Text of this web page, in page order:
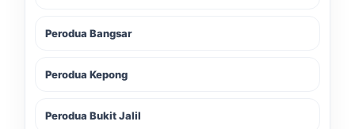
Perodua Bangsar
Perodua Kepong
Perodua Bukit Jalil